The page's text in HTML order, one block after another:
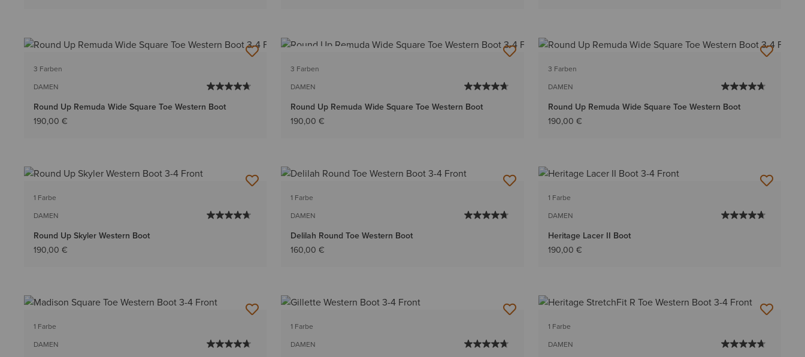
3 Farben
DAMEN
Round Up Remuda Wide Square Toe Western Boot
190,00 €
3 Farben
DAMEN
Round Up Remuda Wide Square Toe Western Boot
190,00 €
3 Farben
DAMEN
Round Up Remuda Wide Square Toe Western Boot
190,00 €
1 Farbe
DAMEN
Round Up Skyler Western Boot
190,00 €
1 Farbe
DAMEN
Delilah Round Toe Western Boot
160,00 €
1 Farbe
DAMEN
Heritage Lacer II Boot
190,00 €
1 Farbe
DAMEN
1 Farbe
DAMEN
1 Farbe
DAMEN